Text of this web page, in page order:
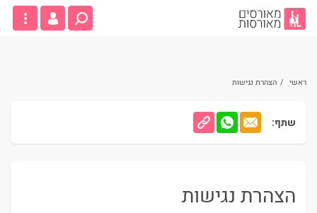
ראשי / הצהרת נגישות
שתף:
הצהרת נגישות